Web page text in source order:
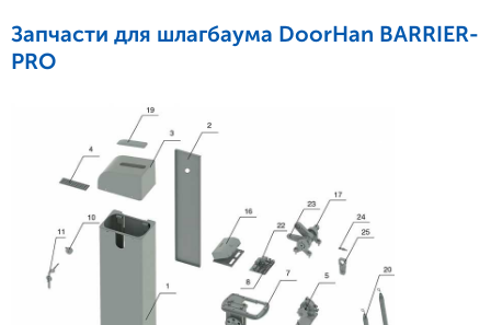
Запчасти для шлагбаума DoorHan BARRIER-
PRO